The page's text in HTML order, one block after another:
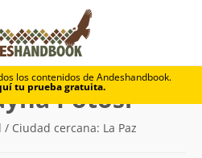
los contenidos de Andeshandbook.
tu prueba gratuita.
Huayna Potosí
Potosí
Ciudad cercana: La Paz